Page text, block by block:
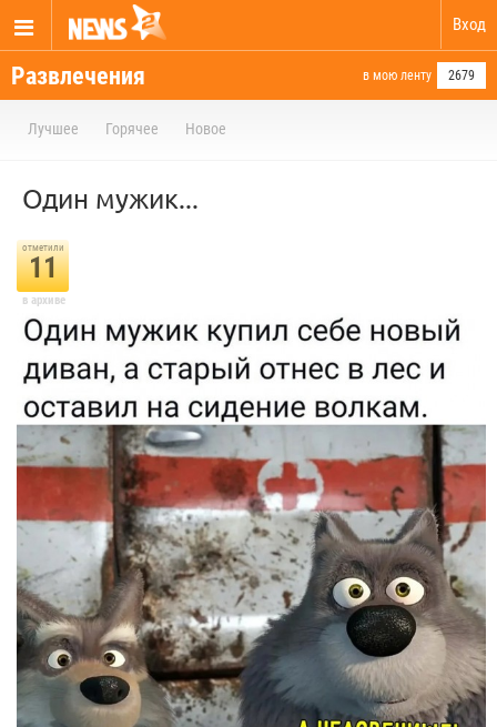
Вход
Развлечения в мою ленту 2679
Лучшее Горячее Новое
Один мужик...
отметили
11
в архиве